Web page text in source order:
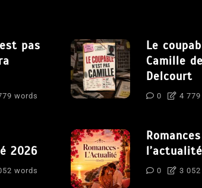
pas
words
2026
words
Le
Camille
Delcourt
0 4
0 3